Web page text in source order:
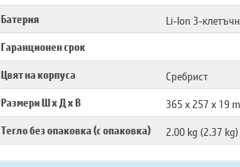
Батерия
Li-Ion 3-
Гаранционен срок
Цвят на корпуса
Сребрист
Размери Ш х Д х В
365 x 257 x 19
Тегло без опаковка (с опаковка)
2.00 kg (2.37 kg)